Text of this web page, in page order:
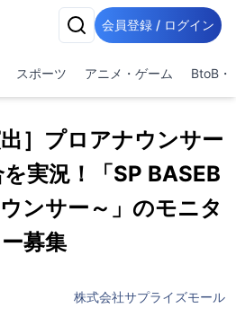
会員登録 / ログイン
スポーツ アニメ・ゲーム BtoB・
出］プロアナウンサー
実況！「SP BASEB
ンサー～」のモニタ
ー募集
株式会社サプライズモール